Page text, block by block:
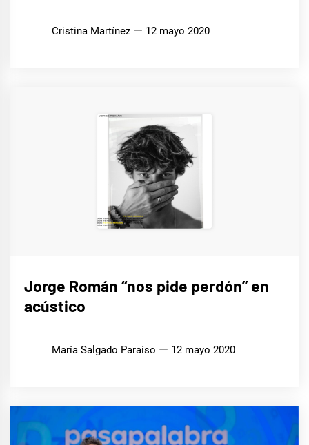
Cristina Martínez 12 mayo 2020
Jorge Román “nos pide perdón” en
acústico
María Salgado Paraíso 12 mayo 2020